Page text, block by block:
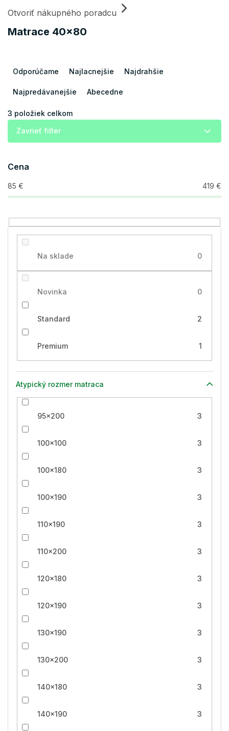
Matrace 40x80
Otvoriť nákupného poradcu
i
d
u
k
o
v
Odporúčame Najlacnejšie Najdrahšie
Najpredávanejšie Abecedne
3 položiek celkom
Zavrieť filter
Cena
85 € 419 €
Na sklade 0
Novinka 0
Standard 2
Premium 1
Atypický rozmer matraca
95x200 3
100x100 3
100x180 3
100x190 3
110x190 3
110x200 3
120x180 3
120x190 3
130x190 3
130x200 3
140x180 3
140x190 3